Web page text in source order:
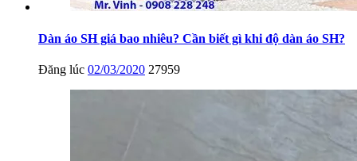
Dàn áo SH giá bao nhiêu? Cần biết gì khi độ dàn áo SH?
Đăng lúc 02/03/2020 27959